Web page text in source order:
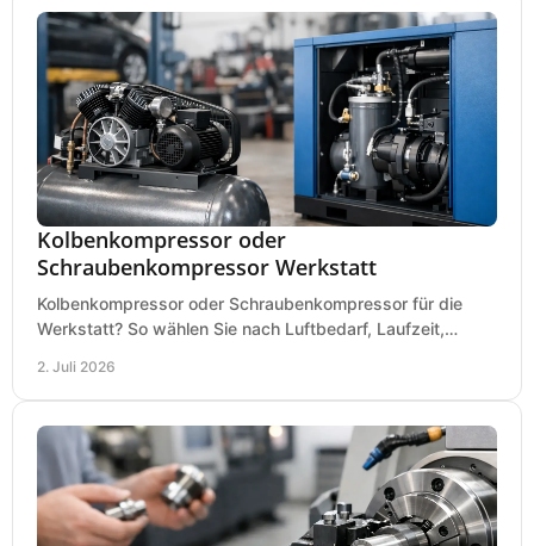
Kolbenkompressor oder
Schraubenkompressor Werkstatt
Kolbenkompressor oder Schraubenkompressor für die
Werkstatt? So wählen Sie nach Luftbedarf, Laufzeit,
2. Juli 2026